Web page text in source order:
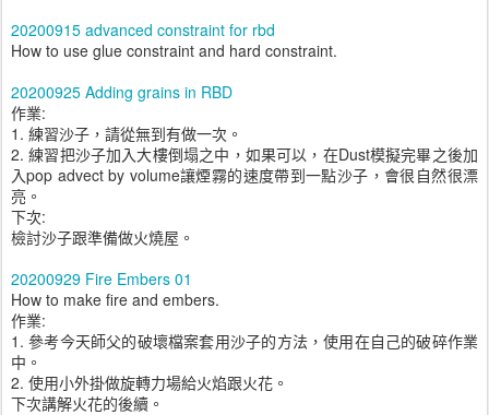
20200915 advanced constraint for rbd
How to use glue constraint and hard constraint.
20200925 Adding grains in RBD
作業:
1. 練習沙子，請從無到有做一次。
2. 練習把沙子加入大樓倒塌之中，如果可以，在Dust模擬完畢之後加
入pop advect by volume讓煙霧的速度帶到一點沙子，會很自然很漂
亮。
下次:
檢討沙子跟準備做火燒屋。
20200929 Fire Embers 01
How to make fire and embers.
作業:
1. 參考今天師父的破壞檔案套用沙子的方法，使用在自己的破碎作業
中。
2. 使用小外掛做旋轉力場給火焰跟火花。
下次講解火花的後續。